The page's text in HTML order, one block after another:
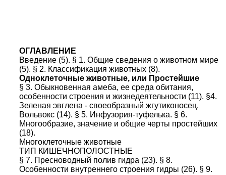
ОГЛАВЛЕНИЕ
Введение (5). § 1. Общие сведения о животном мире
(5). § 2. Классификация животных (8).
Одноклеточные животные, или Простейшие
§ 3. Обыкновенная амеба, ее среда обитания,
особенности строения и жизнедеятельности (11). §4.
Зеленая эвглена - своеобразный жгутиконосец.
Вольвокс (14). § 5. Инфузория-туфелька. § 6.
Многообразие, значение и общие черты простейших
(18).
Многоклеточные животные
ТИП КИШЕЧНОПОЛОСТНЫЕ
§ 7. Пресноводный полив гидра (23). § 8.
Особенности внутреннего строения гидры (26). § 9.